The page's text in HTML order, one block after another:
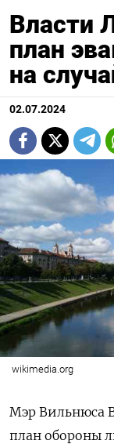
Власти
план
на
02.07.2024
wikimedia.org
Мэр Вильнюса
план обороны